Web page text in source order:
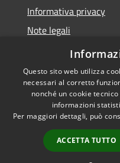
Informativa privacy
Note legali
Dichiarazione di
Accessibilità
Questo sito web utilizza
necessari al corretto
nonché un cookie
informazioni
Per maggiori dettagli, può
ACCETTA TUTTO